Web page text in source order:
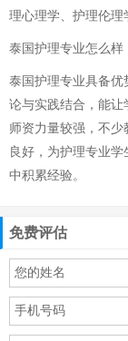
理心理学、护理伦理
泰国护理专业怎么样
泰国护理专业具备优
论与实践结合，能让
师资力量较强，不
良好，为护理专业
中积累经验。
免费评估